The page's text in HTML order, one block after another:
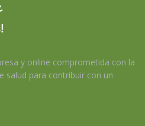
y online comprometida con la
salud para contribuir con un